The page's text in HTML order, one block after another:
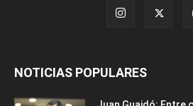
NOTICIAS POPULARES